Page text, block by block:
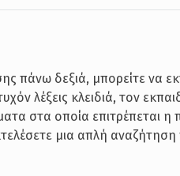
πάνω δεξιά, μπορείτε
λέξεις κλειδιά, τον
στα οποία επιτρέπεται
μια απλή